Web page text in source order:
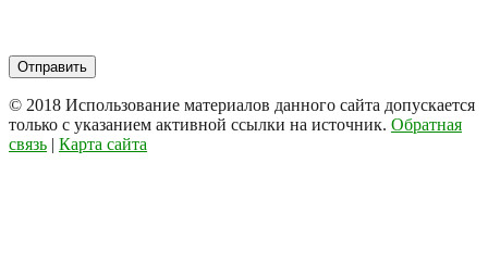
© 2018 Использование материалов данного сайта допускается
только с указанием активной ссылки на источник. Обратная
связь | Карта сайта